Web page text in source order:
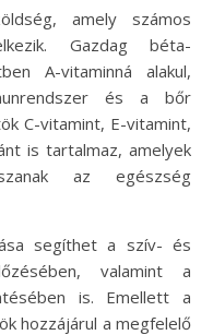
amely számos
Gazdag béta-
A-vitaminná alakul,
és a bőr
C-vitamint, E-vitamint,
is tartalmaz, amelyek
az egészség
segíthet a szív- és
valamint a
is. Emellett a
hozzájárul a megfelelő